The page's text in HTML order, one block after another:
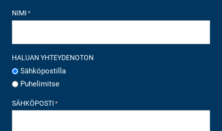
NIMI *
HALUAN YHTEYDENOTON
Sähköpostilla
Puhelimitse
SÄHKÖPOSTI *